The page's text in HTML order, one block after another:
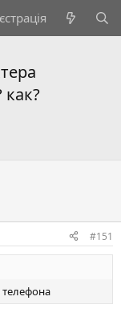
как?
#151
телефона